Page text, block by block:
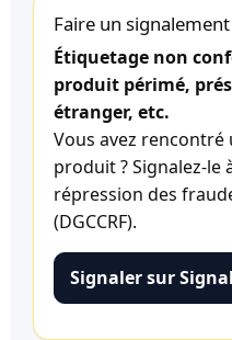
Faire un
Étiquetage non
produit périmé,
étranger, etc.
Vous avez rencontré
produit ? Signalez-le
répression des
(DGCCRF).
Signaler sur